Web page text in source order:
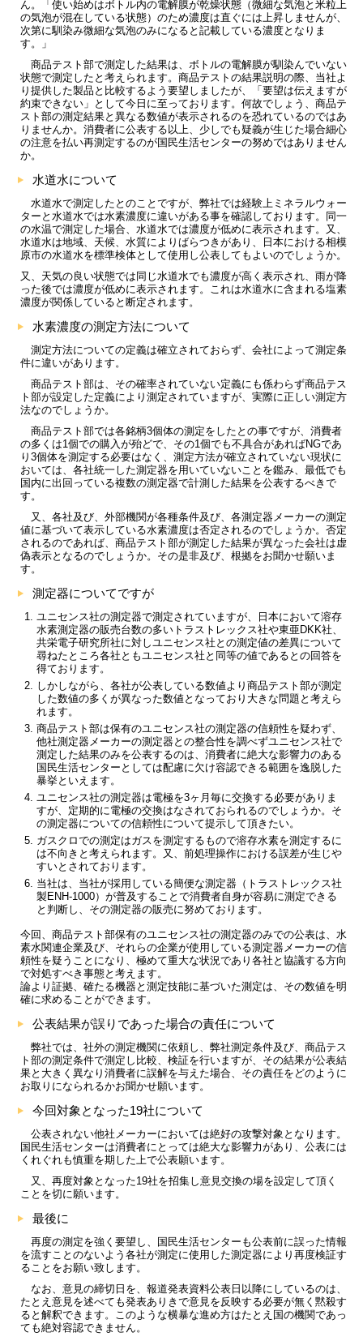
ん。「使い始めはボトル内の電解膜が乾燥状態（微細な気泡と米粒上
の気泡が混在している状態）のため濃度は直ぐには上昇しませんが、
次第に馴染み微細な気泡のみになると記載している濃度となりま
す。」
商品テスト部で測定した結果は、ボトルの電解膜が馴染んでいない
状態で測定したと考えられます。商品テストの結果説明の際、当社よ
り提供した製品と比較するよう要望しましたが、「要望は伝えますが
約束できない」として今日に至っております。何故でしょう、商品テ
スト部の測定結果と異なる数値が表示されるのを恐れているのではあ
りませんか。消費者に公表する以上、少しでも疑義が生じた場合細心
の注意を払い再測定するのが国民生活センターの努めではありません
か。
水道水について
水道水で測定したとのことですが、弊社では経験上ミネラルウォー
ターと水道水では水素濃度に違いがある事を確認しております。同一
の水温で測定した場合、水道水では濃度が低めに表示されます。又、
水道水は地域、天候、水質によりばらつきがあり、日本における相模
原市の水道水を標準検体として使用し公表してもよいのでしょうか。
又、天気の良い状態では同じ水道水でも濃度が高く表示され、雨が降
った後では濃度が低めに表示されます。これは水道水に含まれる塩素
濃度が関係していると断定されます。
水素濃度の測定方法について
測定方法についての定義は確立されておらず、会社によって測定条
件に違いがあります。
商品テスト部は、その確率されていない定義にも係わらず商品テス
ト部が設定した定義により測定されていますが、実際に正しい測定方
法なのでしょうか。
商品テスト部では各銘柄3個体の測定をしたとの事ですが、消費者
の多くは1個での購入が殆どで、その1個でも不具合があればNGであ
り3個体を測定する必要はなく、測定方法が確立されていない現状に
おいては、各社統一した測定器を用いていないことを鑑み、最低でも
国内に出回っている複数の測定器で計測した結果を公表するべきで
す。
又、各社及び、外部機関が各種条件及び、各測定器メーカーの測定
値に基づいて表示している水素濃度は否定されるのでしょうか。否定
されるのであれば、商品テスト部が測定した結果が異なった会社は虚
偽表示となるのでしょうか。その是非及び、根拠をお聞かせ願いま
す。
測定器についてですが
ユニセンス社の測定器で測定されていますが、日本において溶存
水素測定器の販売台数の多いトラストレックス社や東亜DKK社、
共栄電子研究所社に対しユニセンス社との測定値の差異について
尋ねたところ各社ともユニセンス社と同等の値であるとの回答を
得ております。
しかしながら、各社が公表している数値より商品テスト部が測定
した数値の多くが異なった数値となっており大きな問題と考えら
れます。
商品テスト部は保有のユニセンス社の測定器の信頼性を疑わず、
他社測定器メーカーの測定器との整合性を調べずユニセンス社で
測定した結果のみを公表するのは、消費者に絶大な影響力のある
国民生活センターとしては配慮に欠け容認できる範囲を逸脱した
暴挙といえます。
ユニセンス社の測定器は電極を3ヶ月毎に交換する必要がありま
すが、定期的に電極の交換はなされておられるのでしょうか。そ
の測定器についての信頼性について提示して頂きたい。
ガスクロでの測定はガスを測定するもので溶存水素を測定するに
は不向きと考えられます。又、前処理操作における誤差が生じや
すいとされております。
当社は、当社が採用している簡便な測定器（トラストレックス社
製ENH-1000）が普及することで消費者自身が容易に測定できる
と判断し、その測定器の販売に努めております。
今回、商品テスト部保有のユニセンス社の測定器のみでの公表は、水
素水関連企業及び、それらの企業が使用している測定器メーカーの信
頼性を疑うことになり、極めて重大な状況であり各社と協議する方向
で対処すべき事態と考えます。
論より証拠、確たる機器と測定技能に基づいた測定は、その数値を明
確に求めることができます。
公表結果が誤りであった場合の責任について
弊社では、社外の測定機関に依頼し、弊社測定条件及び、商品テス
ト部の測定条件で測定し比較、検証を行いますが、その結果が公表結
果と大きく異なり消費者に誤解を与えた場合、その責任をどのように
お取りになられるかお聞かせ願います。
今回対象となった19社について
公表されない他社メーカーにおいては絶好の攻撃対象となります。
国民生活センターは消費者にとっては絶大な影響力があり、公表には
くれぐれも慎重を期した上で公表願います。
又、再度対象となった19社を招集し意見交換の場を設定して頂く
ことを切に願います。
最後に
再度の測定を強く要望し、国民生活センターも公表前に誤った情報
を流すことのないよう各社が測定に使用した測定器により再度検証す
ることをお願い致します。
なお、意見の締切日を、報道発表資料公表日以降にしているのは、
たとえ意見を述べても発表ありきで意見を反映する必要が無く黙殺す
ると解釈できます。このような横暴な進め方はたとえ国の機関であっ
ても絶対容認できません。